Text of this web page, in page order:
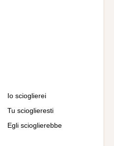
Io scioglierei
Tu scioglieresti
Egli scioglierebbe